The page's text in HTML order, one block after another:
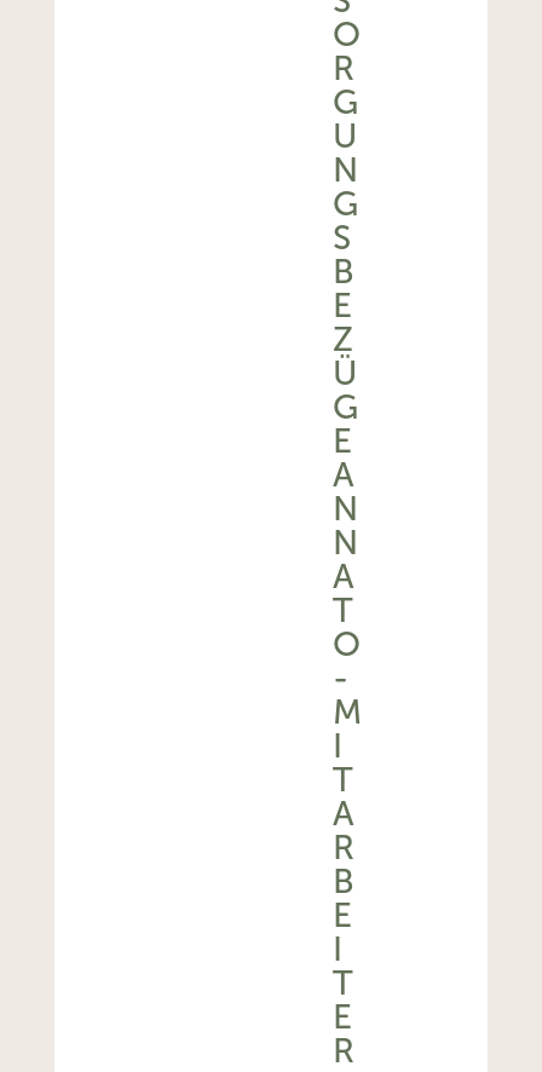
O
R
G
U
N
G
S
B
E
Z
Ü
G
E
A
N
N
A
T
O
-
M
I
T
A
R
B
E
I
T
E
R